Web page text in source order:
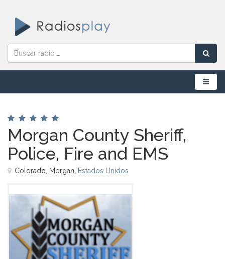
Menú
Morgan County Sheriff,
Police, Fire and EMS
Colorado, Morgan, Estados Unidos